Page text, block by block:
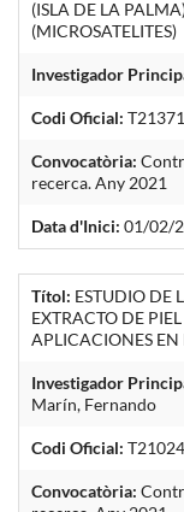
(ISLA DE LA
(MICROSATELITES)
Investigador
Codi Oficial:
Convocatòria:
recerca. Any 2021
Data d'Inici: 01/02/
Títol: ESTUDIO DE
EXTRACTO DE
APLICACIONES EN
Investigador
Marín, Fernando
Codi Oficial:
Convocatòria: